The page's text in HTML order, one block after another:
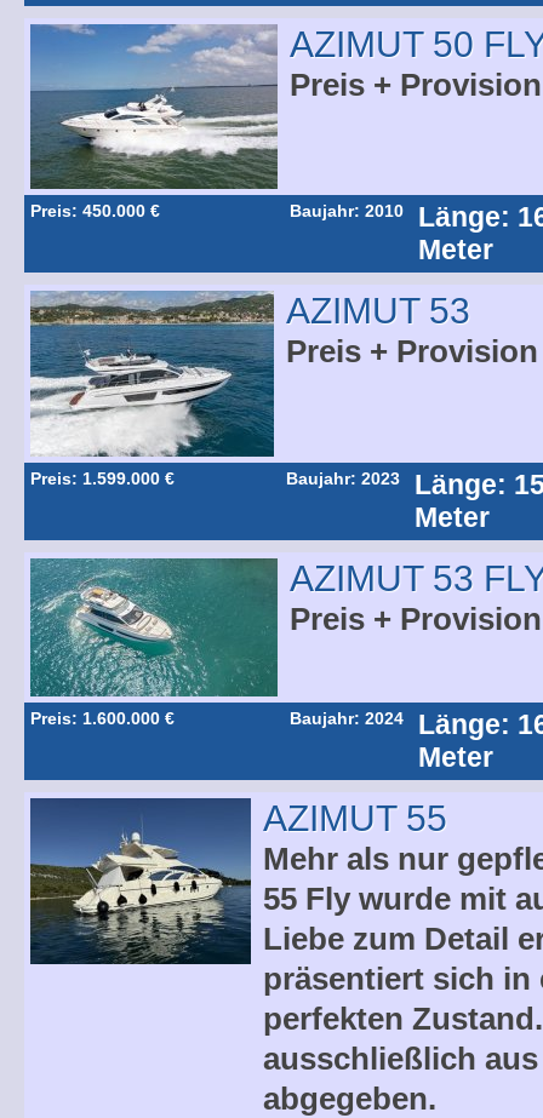
AZIMUT 50
Preis +
Preis: 450.000 € Baujahr: 2010
Länge:
Meter
AZIMUT 53
Preis +
Preis: 1.599.000 € Baujahr: 2023
Länge:
Meter
AZIMUT 53
Preis +
Preis: 1.600.000 € Baujahr: 2024
Länge:
Meter
AZIMUT 55
Mehr als nur
55 Fly wurde mit
Liebe zum Detail
präsentiert sich in
perfekten
ausschließlich
abgegeben.